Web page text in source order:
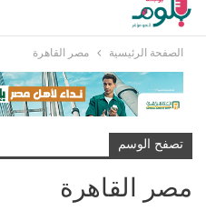
الصفحة الرئيسية مصر القاهرة
تصفح الوسم
مصر القاهرة